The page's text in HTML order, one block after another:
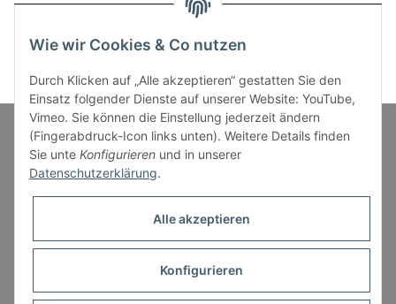
Informationen
Wie wir Cookies & Co nutzen
Durch Klicken auf „Alle akzeptieren“ gestatten Sie den
Einsatz folgender Dienste auf unserer Website: YouTube,
Vimeo. Sie können die Einstellung jederzeit ändern
(Fingerabdruck-Icon links unten). Weitere Details finden
Sie unte Konfigurieren und in unserer
Datenschutzerklärung.
Alle akzeptieren
Konfigurieren